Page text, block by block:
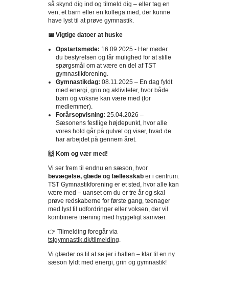
så skynd dig ind og tilmeld dig – eller tag en
ven, et barn eller en kollega med, der kunne
have lyst til at prøve gymnastik.
📅 Vigtige datoer at huske
Opstartsmøde: 16.09.2025 - Her møder
du bestyrelsen og får mulighed for at stille
spørgsmål om at være en del af TST
gymnastikforening.
Gymnastikdag: 08.11.2025 – En dag fyldt
med energi, grin og aktiviteter, hvor både
børn og voksne kan være med (for
medlemmer).
Forårsopvisning: 25.04.2026 –
Sæsonens festlige højdepunkt, hvor alle
vores hold går på gulvet og viser, hvad de
har arbejdet på gennem året.
🙌 Kom og vær med!
Vi ser frem til endnu en sæson, hvor
bevægelse, glæde og fællesskab er i centrum.
TST Gymnastikforening er et sted, hvor alle kan
være med – uanset om du er tre år og skal
prøve redskaberne for første gang, teenager
med lyst til udfordringer eller voksen, der vil
kombinere træning med hyggeligt samvær.
👉 Tilmelding foregår via
tstgymnastik.dk/tilmelding.
Vi glæder os til at se jer i hallen – klar til en ny
sæson fyldt med energi, grin og gymnastik!